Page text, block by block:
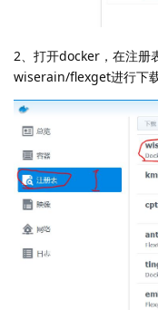
2、打开docker，在注册
wiserain/flexget进行下